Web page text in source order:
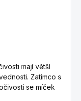
mají větší
Zatímco s
se míček